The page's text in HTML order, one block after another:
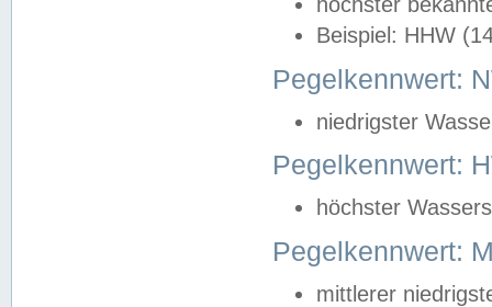
Beispiel: HHW
Pegelkennwert:
niedrigster
Pegelkennwert:
höchster
Pegelkennwert:
mittlerer